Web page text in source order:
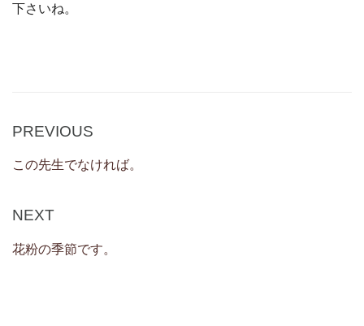
下さいね。
Post
Previous
PREVIOUS
この先生でなければ。
Next
NEXT
花粉の季節です。